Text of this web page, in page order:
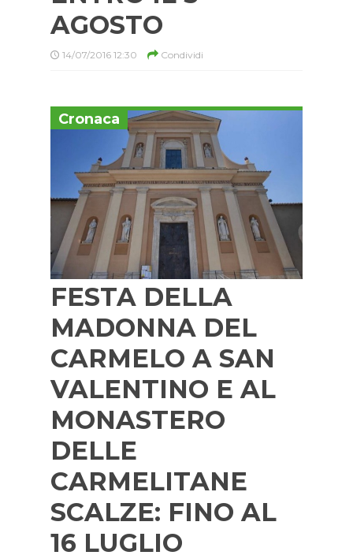
AGOSTO
14/07/2016 12:30 Condividi
Cronaca
FESTA DELLA
MADONNA DEL
CARMELO A SAN
VALENTINO E AL
MONASTERO
DELLE
CARMELITANE
SCALZE: FINO AL
16 LUGLIO